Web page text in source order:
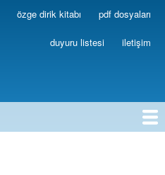
Ana
içeriğe
özge dirik kitabı pdf dosyaları
duyuru listesi iletişim